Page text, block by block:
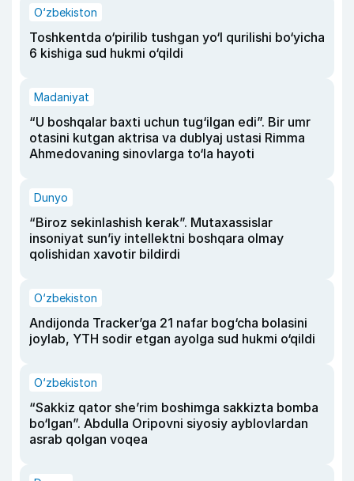
O‘zbekiston
Toshkentda o‘pirilib tushgan yo‘l qurilishi bo‘yicha
6 kishiga sud hukmi o‘qildi
Madaniyat
“U boshqalar baxti uchun tug‘ilgan edi”. Bir umr
otasini kutgan aktrisa va dublyaj ustasi Rimma
Ahmedovaning sinovlarga to‘la hayoti
Dunyo
“Biroz sekinlashish kerak”. Mutaxassislar
insoniyat sun’iy intellektni boshqara olmay
qolishidan xavotir bildirdi
O‘zbekiston
Andijonda Tracker’ga 21 nafar bog‘cha bolasini
joylab, YTH sodir etgan ayolga sud hukmi o‘qildi
O‘zbekiston
“Sakkiz qator she’rim boshimga sakkizta bomba
bo‘lgan”. Abdulla Oripovni siyosiy ayblovlardan
asrab qolgan voqea